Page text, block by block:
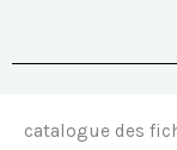
catalogue des